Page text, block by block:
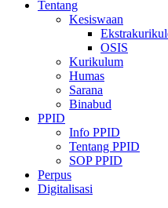
Tentang
Kesiswaan
OSIS
Kurikulum
Humas
Sarana
Binabud
PPID
Info PPID
Tentang PPID
SOP PPID
Perpus
Digitalisasi